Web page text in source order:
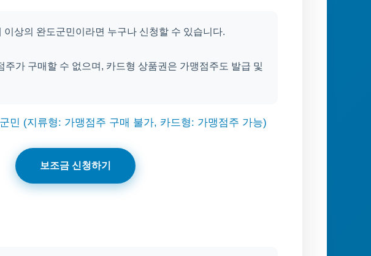
상의 완도군민이라면 누구나 신청할 수 있습니다.
주가 구매할 수 없으며, 카드형 상품권은 가맹점주도 발급 및
민 (지류형: 가맹점주 구매 불가, 카드형: 가맹점주 가능)
보조금 신청하기